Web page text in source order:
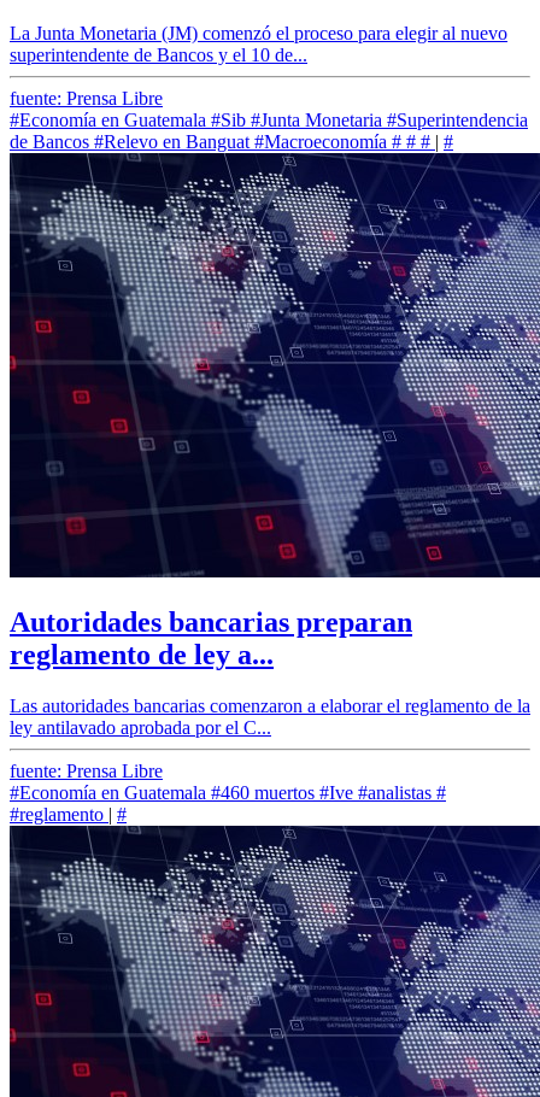
La Junta Monetaria (JM) comenzó el proceso para elegir al nuevo
superintendente de Bancos y el 10 de...
fuente: Prensa Libre
#Economía en Guatemala #Sib #Junta Monetaria #Superintendencia
de Bancos #Relevo en Banguat #Macroeconomía # # # | #
Autoridades bancarias preparan
reglamento de ley a...
Las autoridades bancarias comenzaron a elaborar el reglamento de la
ley antilavado aprobada por el C...
fuente: Prensa Libre
#Economía en Guatemala #460 muertos #Ive #analistas #
#reglamento | #